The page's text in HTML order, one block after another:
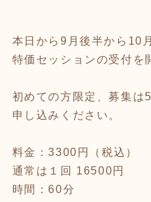
本日から9月後半から10
特価セッションの受付を
初めての方限定、募集は
申し込みください。
料金：3300円（税込）
通常は１回 16500円
時間：60分